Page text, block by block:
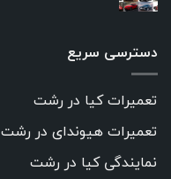
دسترسی سریع
تعمیرات کیا در رشت
تعمیرات هیوندای در رشت
نمایندگی کیا در رشت